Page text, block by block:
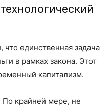
единственная задача
в рамках закона. Этот
капитализм.
крайней мере, не